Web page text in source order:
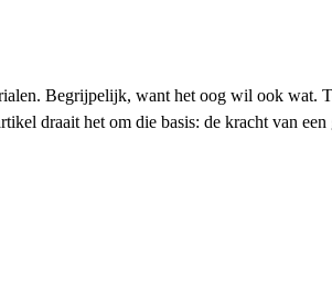
Begrijpelijk, want het oog wil ook wat.
draait het om die basis: de kracht van